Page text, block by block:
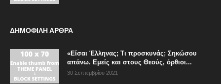
ΔΗΜΟΦΙΛΗ ΑΡΘΡΑ
«Είσαι Έλληνας; Τι προσκυνάς; Σηκώσου
απάνω. Εμείς και στους Θεούς, όρθιοι...
30 Σεπτεμβρίου 2021